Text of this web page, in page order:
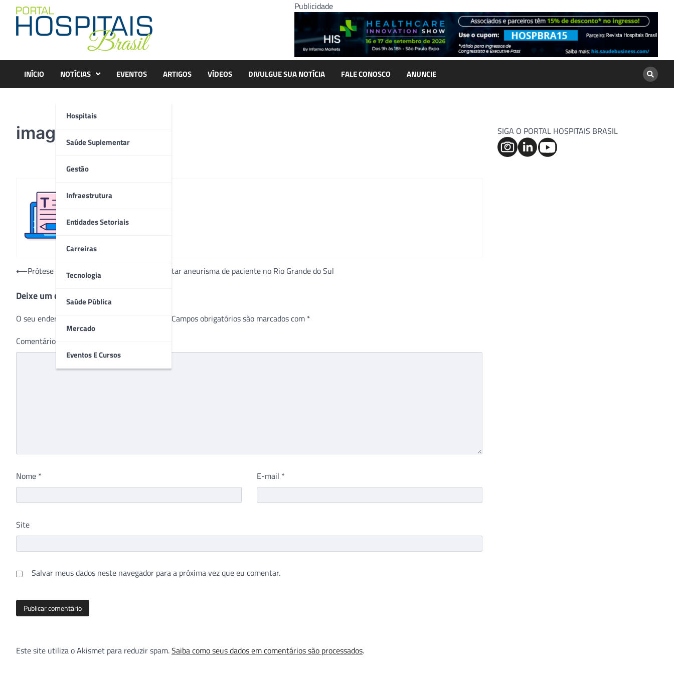
content
Publicidade
INÍCIO NOTÍCIAS
Hospitais
Saúde Suplementar
Gestão
Infraestrutura
Entidades Setoriais
Carreiras
Tecnologia
Saúde Pública
Mercado
Eventos E Cursos
EVENTOS ARTIGOS VÍDEOS DIVULGUE SUA NOTÍCIA FALE CONOSCO ANUNCIE
imagem 3D
Navegação
Post
⟵Prótese inédita no país é utilizada para tratar aneurisma de paciente no Rio Grande do Sul
Deixe um comentário
O seu endereço de e-mail não será publicado. Campos obrigatórios são marcados com *
Comentário
Nome * E-mail *
Site
Salvar meus dados neste navegador para a próxima vez que eu comentar.
Este site utiliza o Akismet para reduzir spam.Saiba como seus dados em comentários são processados.
SIGA O PORTAL HOSPITAIS BRASIL